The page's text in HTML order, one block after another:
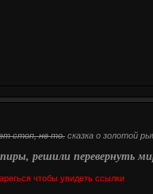
стоп, не то. сказка о золотой
решили перевернуть
чтобы увидеть ссылки